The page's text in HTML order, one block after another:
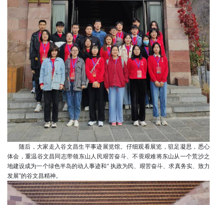
随后，大家走入谷文昌生平事迹展览馆。仔细观看展览，驻足凝思，悉心
体会，重温谷文昌同志带领东山人民艰苦奋斗、不畏艰难将东山从一个荒沙之
地建设成为一个绿色半岛的动人事迹和“ 执政为民、艰苦奋斗、求真务实、致力
发展”的谷文昌精神。